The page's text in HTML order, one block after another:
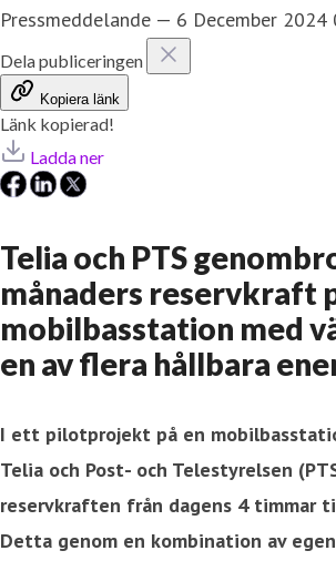
Pressmeddelande — 6 December 2024
Dela publiceringen
Kopiera länk
Länk kopierad!
Ladda ner
Telia och PTS
månaders reservkraft
mobilbasstation med
en av flera hållbara
I ett pilotprojekt på en
Telia och Post- och Telestyrelsen
reservkraften från dagens 4 timmar
Detta genom en kombination av